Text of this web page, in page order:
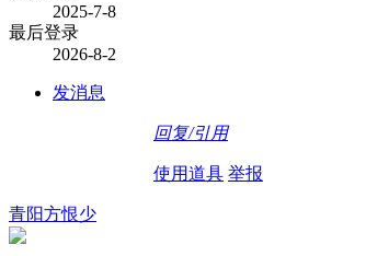
2025-7-8
最后登录
2026-8-2
发消息
回复/引用
使用道具 举报
青阳方恨少